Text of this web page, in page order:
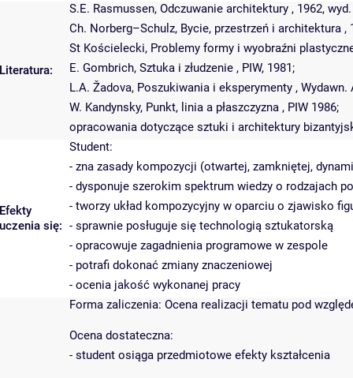
Literatura:
S.E. Rasmussen, Odczuwanie architektury , 1962,
Ch. Norberg–Schulz, Bycie, przestrzeń i architektura ,
St Kościelecki, Problemy formy i wyobraźni
E. Gombrich, Sztuka i złudzenie , PIW, 1981;
L.A. Žadova, Poszukiwania i eksperymenty ,
W. Kandynsky, Punkt, linia a płaszczyzna , PIW 1986;
opracowania dotyczące sztuki i architektury
Efekty
uczenia się:
Student:
- zna zasady kompozycji (otwartej, zamkniętej,
- dysponuje szerokim spektrum wiedzy o rodzajach
- tworzy układ kompozycyjny w oparciu o zjawisko
- sprawnie posługuje się technologią sztukatorską
- opracowuje zagadnienia programowe w zespole
- potrafi dokonać zmiany znaczeniowej
- ocenia jakość wykonanej pracy
Forma zaliczenia: Ocena realizacji tematu pod
Ocena dostateczna:
- student osiąga przedmiotowe efekty kształcenia